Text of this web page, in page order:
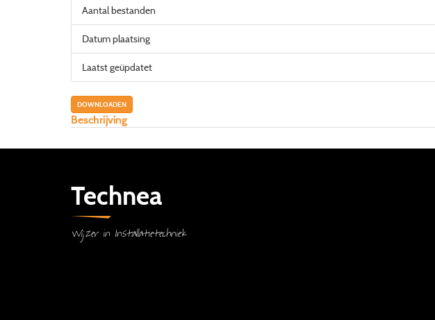
Aantal bestanden
Datum plaatsing
Laatst geüpdatet
DOWNLOADEN
Beschrijving
Technea
Wijzer in Installatietechniek